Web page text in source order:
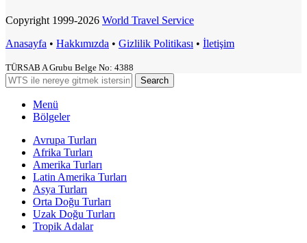
Copyright 1999-2026 World Travel Service
Anasayfa • Hakkımızda • Gizlilik Politikası • İletişim
TÜRSAB A Grubu Belge No: 4388
Search
Menü
Bölgeler
Avrupa Turları
Afrika Turları
Amerika Turları
Latin Amerika Turları
Asya Turları
Orta Doğu Turları
Uzak Doğu Turları
Tropik Adalar